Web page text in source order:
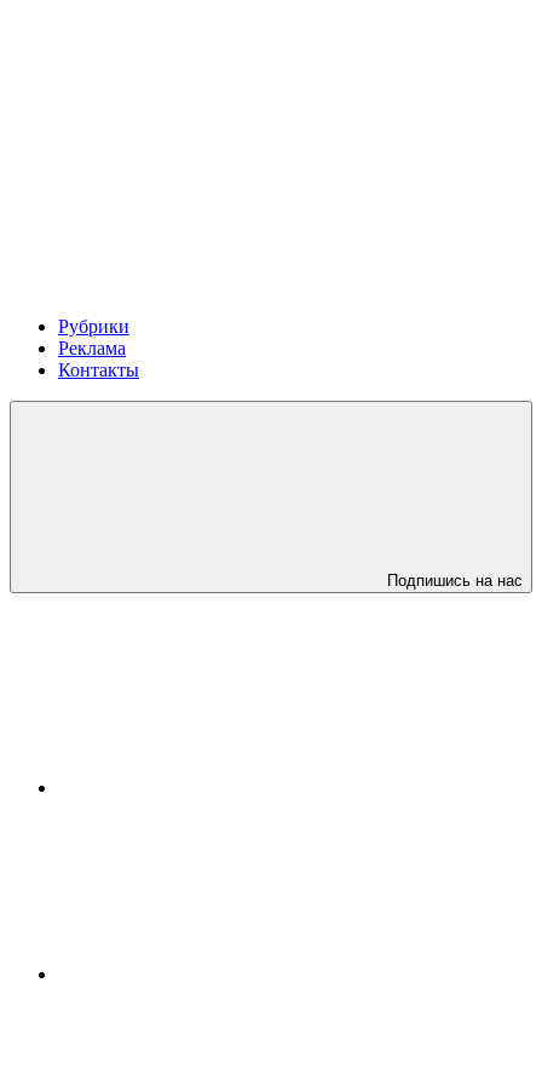
Рубрики
Реклама
Контакты
Подпишись на нас